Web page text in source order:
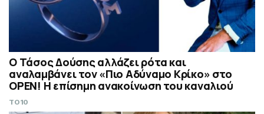
Ο Τάσος Δούσης αλλάζει ρότα και
αναλαμβάνει τον «Πιο Αδύναμο Κρίκο» στο
OPEN! Η επίσημη ανακοίνωση του καναλιού
TO10